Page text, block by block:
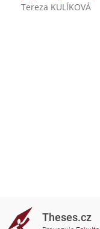
Tereza KULÍKOVÁ
Theses.cz